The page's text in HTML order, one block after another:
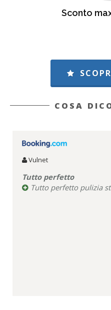
Sconto
COSA
Vulnet
Tutto perfetto
Tutto perfetto pulizia